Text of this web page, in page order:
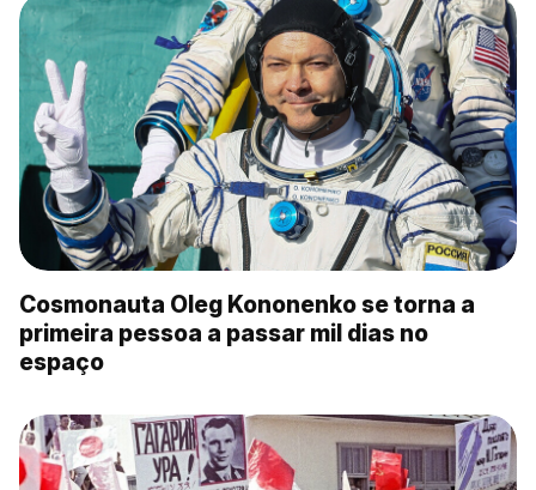
Cosmonauta Oleg Kononenko se torna a
primeira pessoa a passar mil dias no
espaço